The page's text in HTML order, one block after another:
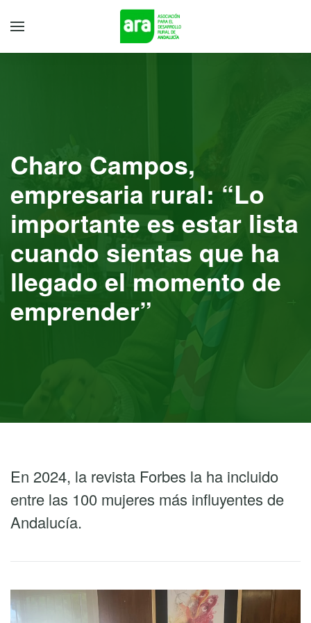
Charo Campos,
empresaria rural: “Lo
importante es estar lista
cuando sientas que ha
llegado el momento de
emprender”
En 2024, la revista Forbes la ha incluido
entre las 100 mujeres más influyentes de
Andalucía.